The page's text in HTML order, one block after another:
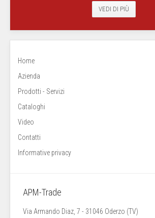
VEDI DI PIÙ
Home
Azienda
Prodotti - Servizi
Cataloghi
Video
Contatti
Informative privacy
APM-Trade
Via Armando Diaz, 7 - 31046 Oderzo (TV)